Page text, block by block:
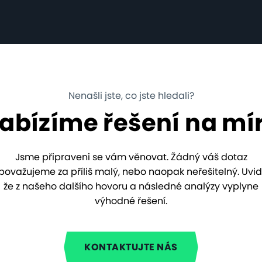
Nenašli jste, co jste hledali?
řešení na
Jsme připraveni se vám věnovat. Žádný váš dotaz
za příliš malý, nebo naopak neřešitelný.
že z našeho dalšího hovoru a následné analýzy vyplyne
výhodné řešení.
KONTAKTUJTE NÁS